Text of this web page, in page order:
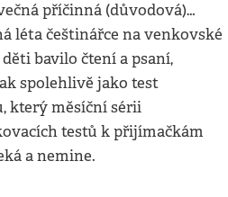
příčinná (důvodová)…
léta češtinářce na venkovské
bavilo čtení a psaní,
spolehlivě jako test
který měsíční sérii
testů k přijímačkám
a nemine.